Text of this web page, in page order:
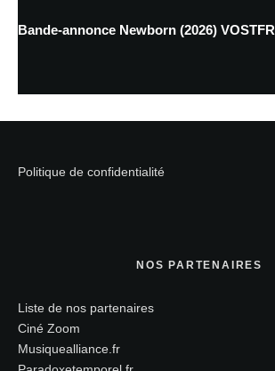
Bande-annonce Newborn (2026) VOSTFR
Politique de confidentialité
NOS PARTENAIRES
Liste de nos partenaires
Ciné Zoom
Musiquealliance.fr